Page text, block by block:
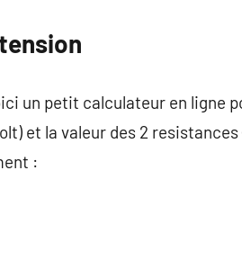
un petit calculateur en ligne
et la valeur des 2 resistances
: